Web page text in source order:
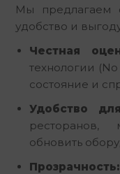
Мы предлагаем
удобство и
Честная
технологии
состояние и
Удобство
ресторанов,
обновить
Прозрачность: